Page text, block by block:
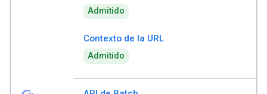
Admitido
Contexto de la URL
Admitido